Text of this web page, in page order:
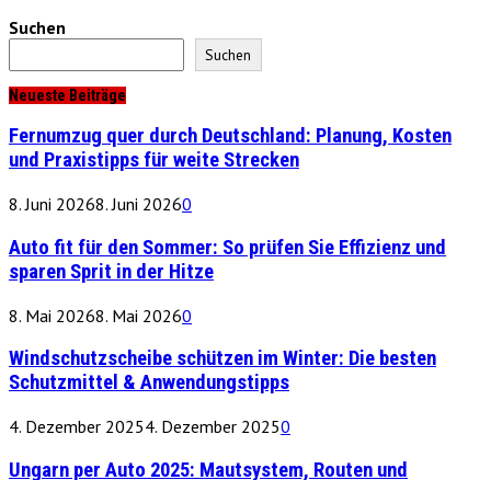
Suchen
Suchen
Neueste Beiträge
Fernumzug quer durch Deutschland: Planung, Kosten
und Praxistipps für weite Strecken
8. Juni 20268. Juni 20260
Auto fit für den Sommer: So prüfen Sie Effizienz und
sparen Sprit in der Hitze
8. Mai 20268. Mai 20260
Windschutzscheibe schützen im Winter: Die besten
Schutzmittel & Anwendungstipps
4. Dezember 20254. Dezember 20250
Ungarn per Auto 2025: Mautsystem, Routen und